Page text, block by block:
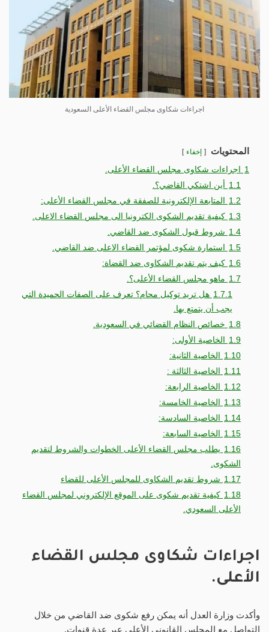
اجراءات شكاوى مجلس القضاء الأعلى السعودية
المحتويات إخفاء
1
اجراءات شكاوى مجلس القضاء الأعلى.
1.1
أين اشتكي القاضي؟.
1.2
المتابعة الإلكترونية للصفقة في مجلس القضاء الأعلى:
1.3 كيفية تقديم الشكوى الكترونيا الى مجلس القضاء الاعلى.
1.4 شروط قبول الشكوى ضد القاضي.
1.5
استمارة شكوى لمؤتمر القضاء الاعلى ضد القاضي.
1.6 كيف يتم تقديم الشكاوى ضد القضاة:
1.7 ماهو مجلس القضاء الأعلى؟.
1.7.1 هل تريد توكيل محام؟ تعرف على الصفات الحميدة التي
يجب أن يتمتع بها.
1.8 خصائص النظام القضائي في السعودية.
1.9
الخاصية الأولى:
1.10
الخاصية الثانية:
1.11
الخاصية الثالثة :
1.12
الخاصية الرابعة:
1.13
الخاصية الخامسة:
1.14
الخاصية السادسة:
1.15
الخاصية السابعة:
1.16 يطلب مجلس القضاء الأعلى الخطوات والشروط لتقديم
الشكوى.
1.17 شروط تقديم الشكاوى للمجلس الأعلى للقضاء
1.18 كيفية تقديم شكوى على الموقع الإلكتروني لمجلس القضاء
الأعلى السعودي.
اجراءات شكاوى مجلس القضاء
الأعلى.
وأكدت وزارة العدل أنه يمكن رفع شكوى ضد القاضي من خلال
التواصل مع المجلس القانوني الأعلى عبر عدة قنوات.